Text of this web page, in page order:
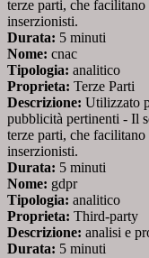
terze parti, che
inserzionisti.
Durata: 5 minuti
Nome: cnac
Tipologia: analitico
Proprieta: Terze Parti
Descrizione: Utilizzato
pubblicità pertinenti - Il
terze parti, che
inserzionisti.
Durata: 5 minuti
Nome: gdpr
Tipologia: analitico
Proprieta: Third-party
Descrizione: analisi e
Durata: 5 minuti